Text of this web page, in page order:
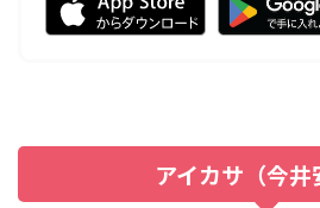
アイカサ（今井